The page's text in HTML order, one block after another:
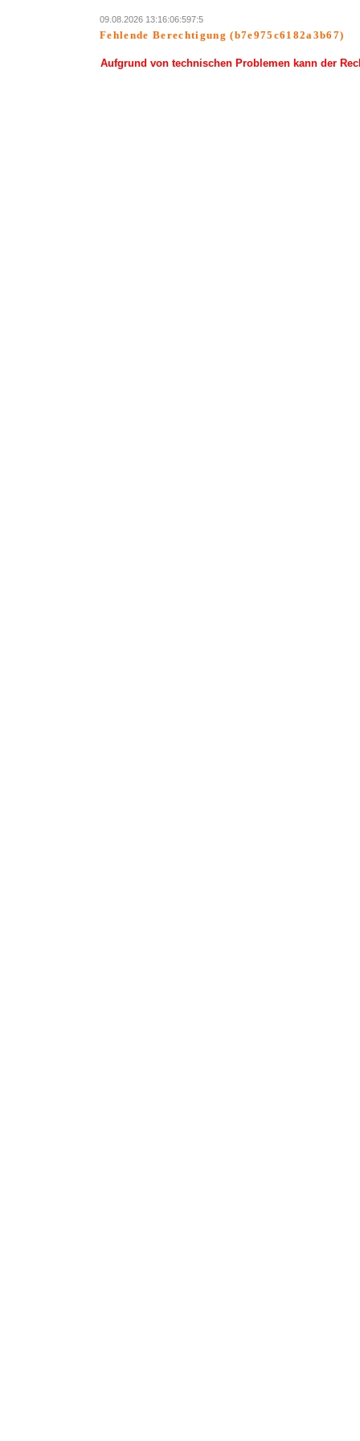
09.08.2026 13:16:06:597:5
Fehlende Berechtigung (b7e975c6182a3b67)
Aufgrund von technischen Problemen kann der